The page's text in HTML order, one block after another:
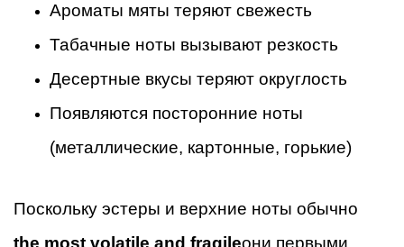
Ароматы мяты теряют свежесть
Табачные ноты вызывают резкость
Десертные вкусы теряют округлость
Появляются посторонние ноты
(металлические, картонные, горькие)
Поскольку эстеры и верхние ноты обычно